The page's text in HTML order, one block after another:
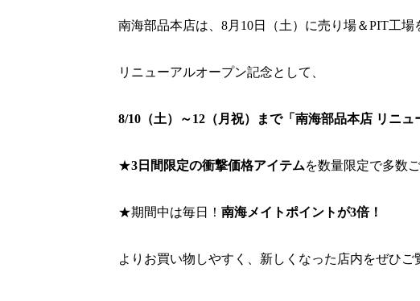
南海部品本店は、8月10日（土）に売り場＆PIT工場
リニューアルオープン記念として、
8/10（土）～12（月祝）まで「南海部品本店 リニュ
★3日間限定の衝撃価格アイテムを数量限定で多数ご
★期間中は毎日！ 南海メイトポイントが3倍！
よりお買い物しやすく、新しくなった店内をぜひご